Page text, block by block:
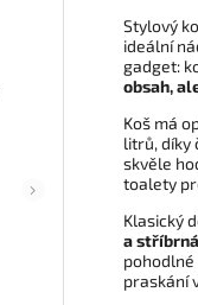
Stylový
ideální
gadget:
obsah,
Koš má
litrů, díky
skvěle
toalety
Klasický
a
praskání